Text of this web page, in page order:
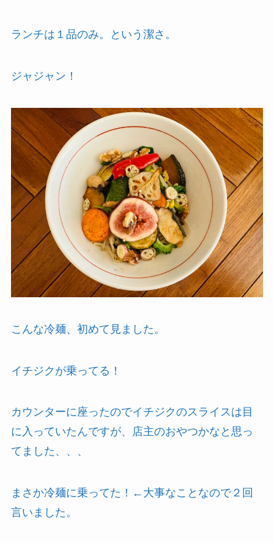
ランチは１品のみ。という潔さ。
ジャジャン！
こんな冷麺、初めて見ました。
イチジクが乗ってる！
カウンターに座ったのでイチジクのスライスは目
に入っていたんですが、店主のおやつかなと思っ
てました、、、
まさか冷麺に乗ってた！←大事なことなので２回
言いました。